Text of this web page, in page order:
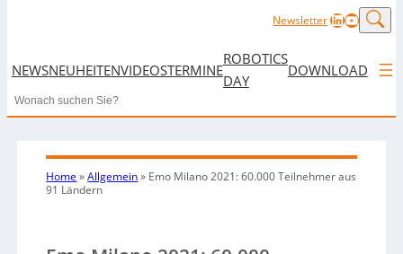
NewsletterLinkedIn
NEWSNEUHEITENVIDEOSTERMINE
ROBOTICS
DAY
DOWNLOAD
Search
Home »Allgemein» Emo Milano 2021: 60.000 Teilnehmer aus
91 Ländern